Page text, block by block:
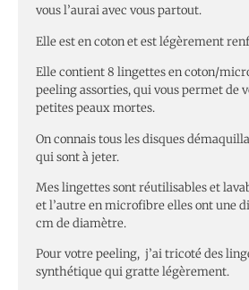
vous l’aurai avec vous partout.
Elle est en coton et est légèrement
Elle contient 8 lingettes en coton/
peeling assorties, qui vous permet de
petites peaux mortes.
On connais tous les disques
qui sont à jeter.
Mes lingettes sont réutilisables et
et l’autre en microfibre elles ont une
cm de diamètre.
Pour votre peeling, j’ai tricoté des
synthétique qui gratte légèrement.